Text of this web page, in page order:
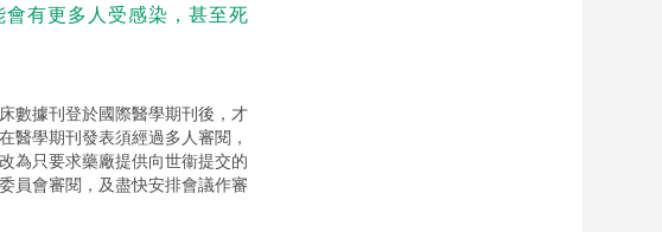
有更多人受感染，甚至死
數據刊登於國際醫學期刊後，才
醫學期刊發表須經過多人審閱，
為只要求藥廠提供向世衞提交的
員會審閱，及盡快安排會議作審